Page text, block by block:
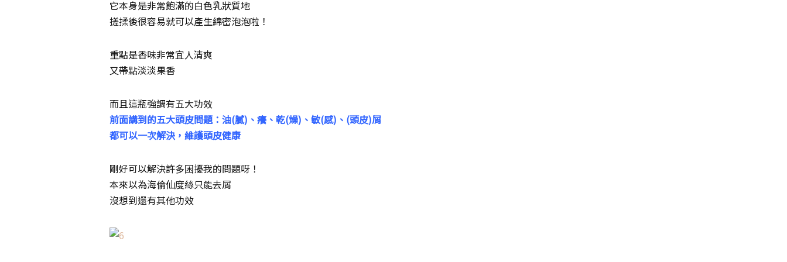
它本身是非常飽滿的白色乳狀質地
搓揉後很容易就可以產生綿密泡泡啦！
重點是香味非常宜人清爽
又帶點淡淡果香
而且這瓶強調有五大功效
前面講到的五大頭皮問題：油(膩)、癢、乾(燥)、敏(感)、(頭皮)屑
都可以一次解決，維護頭皮健康
剛好可以解決許多困擾我的問題呀！
本來以為海倫仙度絲只能去屑
沒想到還有其他功效